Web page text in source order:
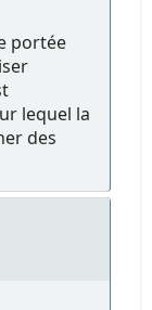
portée
lequel la
des